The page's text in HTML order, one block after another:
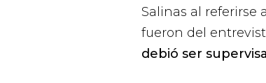
Salinas al referirse
fueron del
debió ser